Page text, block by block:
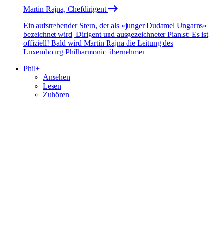
Martin Rajna, Chefdirigent
Ein aufstrebender Stern, der als «junger Dudamel Ungarns»
bezeichnet wird, Dirigent und ausgezeichneter Pianist: Es ist
offiziell! Bald wird Martin Rajna die Leitung des
Luxembourg Philharmonic übernehmen.
Phil+
Ansehen
Lesen
Zuhören